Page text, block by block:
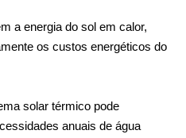
a energia do sol em calor,
os custos energéticos do
solar térmico pode
anuais de água